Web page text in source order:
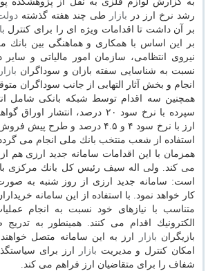
رشد نرخ ارز در بازار طی چند هفته گذشته
بر آن داشت تا اقدامات ویژه ای را برای كنترل
بر این اساس با همكاری و هماهنگی بین بانك
نیروی انتظامی، سازمان امور مالیاتی و
نسبت به شناسایی سفته بازان و سوداگران بازار
انجام و بخش آثار التهابی از جانب سوداگران
همچنین سه اقدام توسط شبكه بانكی شامل
سپرده با نرخ سود ۲۰ درصد، انتشار
ارز با نرخ سود ۴ و ۴.۵ درصد و طرح
استفاده از شعب منتخب بانك ملی انجام می
همزمان با این اقدامات سامانه جدید ارزی هم
می كند. ولی اله سیف رئیس كل بانك مركزی با
است: سامانه جدید ارزی از روز شنبه به
كار خواهد نمود. با استفاده از این سامانه
متناسب با نیازهای خود نسبت به انجام
الكترونیك اقدام می كنند. همینطور به
بازیگران بازار
ارز به این سامانه متصل
امكان كنترل و مدیریت بازار
ارز برای
شفاف را برای متقاضیان ارز فراهم می كند.